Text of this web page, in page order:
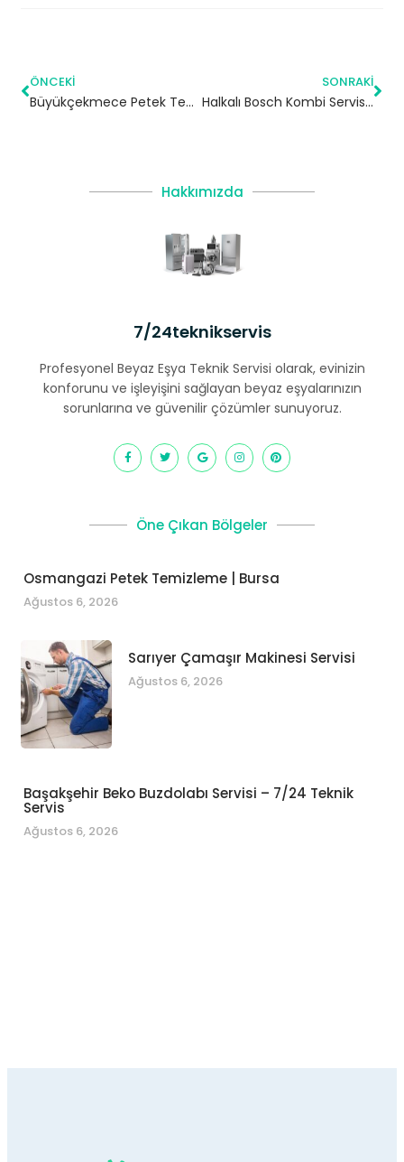
ÖNCEKI
Büyükçekmece Petek Temizleme | İstanbul
SONRAKI
Halkalı Bosch Kombi Servisi – Küçükçekmece Yetkili Servis
Hakkımızda
7/24teknikservis
Profesyonel Beyaz Eşya Teknik Servisi olarak, evinizin
konforunu ve işleyişini sağlayan beyaz eşyalarınızın
sorunlarına ve güvenilir çözümler sunuyoruz.
Öne Çıkan Bölgeler
Osmangazi Petek Temizleme | Bursa
Ağustos 6, 2026
Sarıyer Çamaşır Makinesi Servisi
Ağustos 6, 2026
Başakşehir Beko Buzdolabı Servisi – 7/24 Teknik
Servis
Ağustos 6, 2026